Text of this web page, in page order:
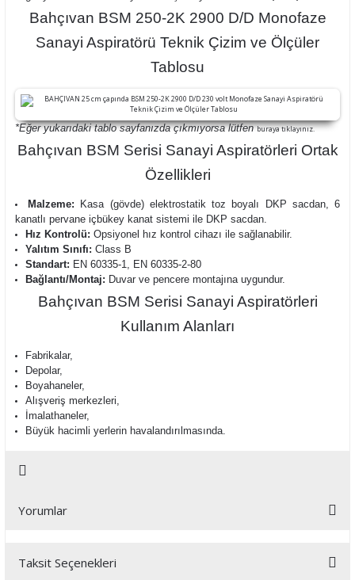
Bahçıvan BSM 250-2K 2900 D/D Monofaze
Sanayi Aspiratörü Teknik Çizim ve Ölçüler
Tablosu
*Eğer yukarıdaki tablo sayfanızda çıkmıyorsa lütfenburaya tıklayınız.
Bahçıvan BSM Serisi Sanayi Aspiratörleri Ortak
Özellikleri
Malzeme: Kasa (gövde) elektrostatik toz boyalı DKP sacdan, 6
kanatlı pervane içbükey kanat sistemi ile DKP sacdan.
Hız Kontrolü: Opsiyonel hız kontrol cihazı ile sağlanabilir.
Yalıtım Sınıfı: Class B
Standart: EN 60335-1, EN 60335-2-80
Bağlantı/Montaj: Duvar ve pencere montajına uygundur.
Bahçıvan BSM Serisi Sanayi Aspiratörleri
Kullanım Alanları
Fabrikalar,
Depolar,
Boyahaneler,
Alışveriş merkezleri,
İmalathaneler,
Büyük hacimli yerlerin havalandırılmasında.
Yorumlar
Bu ürüne ilk yorumu siz yapın!
Taksit Seçenekleri